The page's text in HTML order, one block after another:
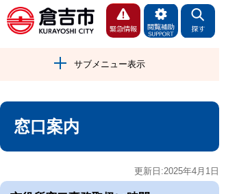
サブメニュー表示
窓口案内
更新日:2025年4月1日